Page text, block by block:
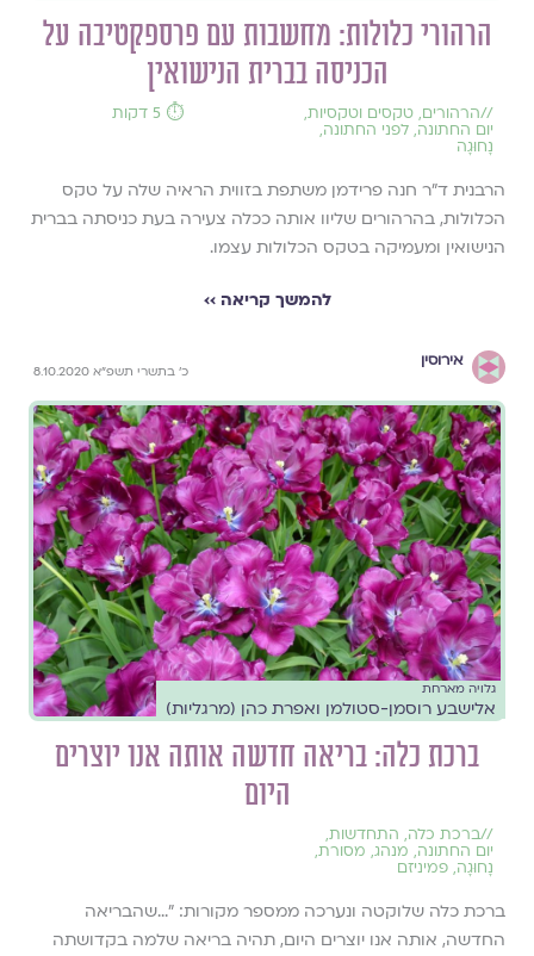
הרהורי כלולות: מחשבות עם פרספקטיבה על
הכניסה בברית הנישואין
//הרהורים, טקסים וטקסיות,
יום החתונה, לפני החתונה,
נָחוּגָה
⏱️ 5 דקות
הרבנית ד"ר חנה פרידמן משתפת בזווית הראיה שלה על טקס
הכלולות, בהרהורים שליוו אותה ככלה צעירה בעת כניסתה בברית
הנישואין ומעמיקה בטקס הכלולות עצמו.
להמשך קריאה ››
אירוסין
כ׳ בתשרי תשפ״א 8.10.2020
גלויה מארחת
אלישבע רוסמן-סטולמן ואפרת כהן (מרגליות)
ברכת כלה: בריאה חדשה אותה אנו יוצרים
היום
//ברכת כלה, התחדשות,
יום החתונה, מנהג, מסורת,
נָחוּגָה, פמיניזם
ברכת כלה שלוקטה ונערכה ממספר מקורות: ״...שהבריאה
החדשה, אותה אנו יוצרים היום, תהיה בריאה שלמה בקדושתה